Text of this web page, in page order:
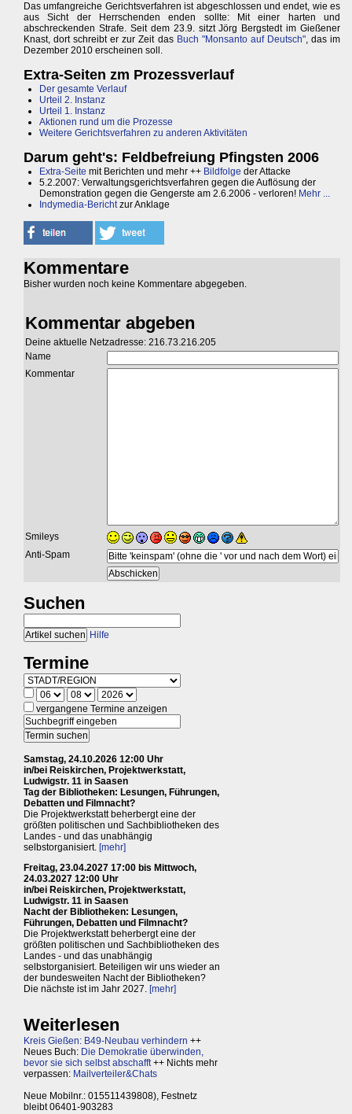
Das umfangreiche Gerichtsverfahren ist abgeschlossen und endet, wie es
aus Sicht der Herrschenden enden sollte: Mit einer harten und
abschreckenden Strafe. Seit dem 23.9. sitzt Jörg Bergstedt im Gießener
Knast, dort schreibt er zur Zeit das Buch "Monsanto auf Deutsch", das im
Dezember 2010 erscheinen soll.
Extra-Seiten zm Prozessverlauf
Der gesamte Verlauf
Urteil 2. Instanz
Urteil 1. Instanz
Aktionen rund um die Prozesse
Weitere Gerichtsverfahren zu anderen Aktivitäten
Darum geht's: Feldbefreiung Pfingsten 2006
Extra-Seite mit Berichten und mehr ++ Bildfolge der Attacke
5.2.2007: Verwaltungsgerichtsverfahren gegen die Auflösung der
Demonstration gegen die Gengerste am 2.6.2006 - verloren! Mehr ...
Indymedia-Berichtzur Anklage
Kommentare
Bisher wurden noch keine Kommentare abgegeben.
Kommentar abgeben
Deine aktuelle Netzadresse: 216.73.216.205
Name
Kommentar
Smileys
Anti-Spam
Suchen
Hilfe
Termine
vergangene Termine anzeigen
Samstag, 24.10.2026 12:00 Uhr
in/bei Reiskirchen, Projektwerkstatt,
Ludwigstr. 11 in Saasen
Tag der Bibliotheken: Lesungen, Führungen,
Debatten und Filmnacht?
Die Projektwerkstatt beherbergt eine der
größten politischen und Sachbibliotheken des
Landes - und das unabhängig
selbstorganisiert. [mehr]
Freitag, 23.04.2027 17:00 bis Mittwoch,
24.03.2027 12:00 Uhr
in/bei Reiskirchen, Projektwerkstatt,
Ludwigstr. 11 in Saasen
Nacht der Bibliotheken: Lesungen,
Führungen, Debatten und Filmnacht?
Die Projektwerkstatt beherbergt eine der
größten politischen und Sachbibliotheken des
Landes - und das unabhängig
selbstorganisiert. Beteiligen wir uns wieder an
der bundesweiten Nacht der Bibliotheken?
Die nächste ist im Jahr 2027. [mehr]
Weiterlesen
Kreis Gießen: B49-Neubau verhindern ++
Neues Buch: Die Demokratie überwinden,
bevor sie sich selbst abschafft++ Nichts mehr
verpassen: Mailverteiler&Chats
Neue Mobilnr.: 015511439808), Festnetz
bleibt 06401-903283